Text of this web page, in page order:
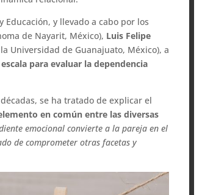
y llevado a cabo por los
de Nayarit, México), Luis Felipe
Universidad de Guanajuato, México), a
para evaluar la dependencia
se ha tratado de explicar el
en común entre las diversas
emocional convierte a la pareja en el
de comprometer otras facetas y